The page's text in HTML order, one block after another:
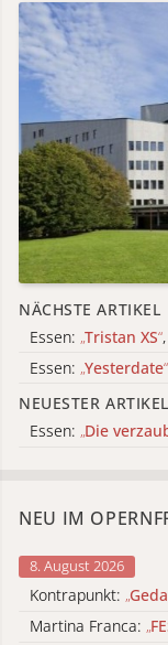
NÄCHSTE ARTIKEL
Essen: „Tristan XS“
Essen: „Yesterdate“
NEUESTER ARTIKEL
Essen: „Die
NEU IM
8. August 2026
Kontrapunkt: „
Martina Franca: „